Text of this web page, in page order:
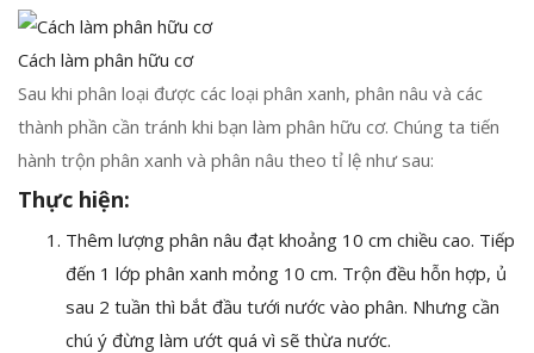
Cách làm phân hữu cơ
Sau khi phân loại được các loại phân xanh, phân nâu và các
thành phần cần tránh khi bạn làm phân hữu cơ. Chúng ta tiến
hành trộn phân xanh và phân nâu theo tỉ lệ như sau:
Thực hiện:
Thêm lượng phân nâu đạt khoảng 10 cm chiều cao. Tiếp
đến 1 lớp phân xanh mỏng 10 cm. Trộn đều hỗn hợp, ủ
sau 2 tuần thì bắt đầu tưới nước vào phân. Nhưng cần
chú ý đừng làm ướt quá vì sẽ thừa nước.